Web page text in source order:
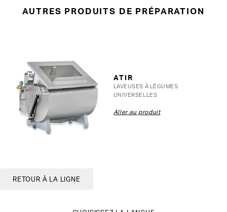
RETOUR À LA LIGNE
AUTRES PRODUITS DE PRÉPARATION
ATIR
LAVEUSES À LÉGUMES
UNIVERSELLES
Aller au produit